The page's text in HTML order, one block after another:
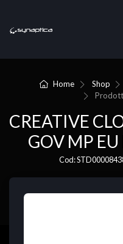
Home Shop
CREATIVE
GOV MP
Cod: